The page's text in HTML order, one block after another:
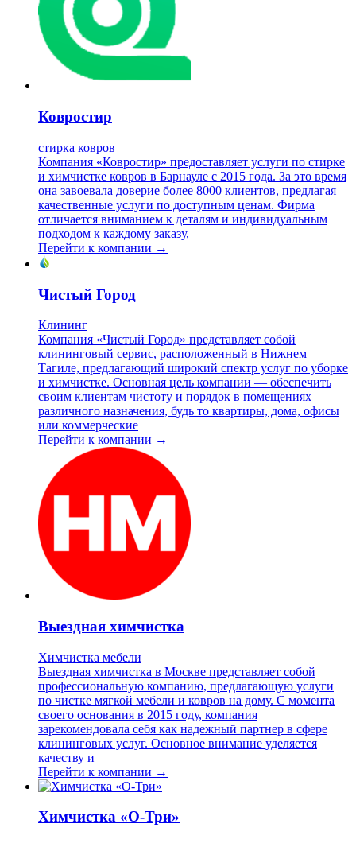
Ковростир
стирка ковров
Компания «Ковростир» предоставляет услуги по стирке
и химчистке ковров в Барнауле с 2015 года. За это время
она завоевала доверие более 8000 клиентов, предлагая
качественные услуги по доступным ценам. Фирма
отличается вниманием к деталям и индивидуальным
подходом к каждому заказу,
Перейти к компании →
Чистый Город
Клининг
Компания «Чистый Город» представляет собой
клининговый сервис, расположенный в Нижнем
Тагиле, предлагающий широкий спектр услуг по уборке
и химчистке. Основная цель компании — обеспечить
своим клиентам чистоту и порядок в помещениях
различного назначения, будь то квартиры, дома, офисы
или коммерческие
Перейти к компании →
Выездная химчистка
Химчистка мебели
Выездная химчистка в Москве представляет собой
профессиональную компанию, предлагающую услуги
по чистке мягкой мебели и ковров на дому. С момента
своего основания в 2015 году, компания
зарекомендовала себя как надежный партнер в сфере
клининговых услуг. Основное внимание уделяется
качеству и
Перейти к компании →
Химчистка «О-Три»